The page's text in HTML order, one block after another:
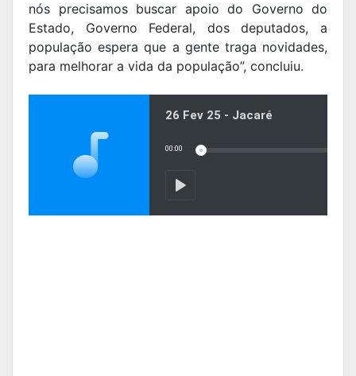
nós precisamos buscar apoio do Governo do
Estado, Governo Federal, dos deputados, a
população espera que a gente traga novidades,
para melhorar a vida da população”, concluiu.